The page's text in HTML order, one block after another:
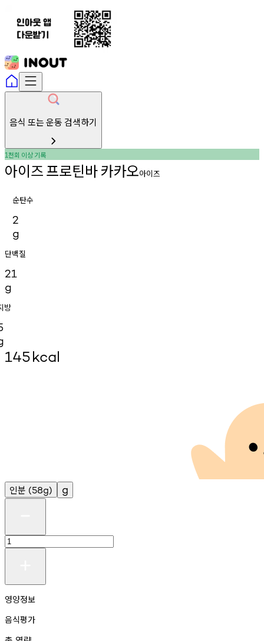
음식 또는 운동 검색하기
1천회 이상기록
아이즈프로틴바카카오아이즈
순탄수
2
g
단백질
21
g
방
145kcal
인분 (58g) g
영양정보
음식평가